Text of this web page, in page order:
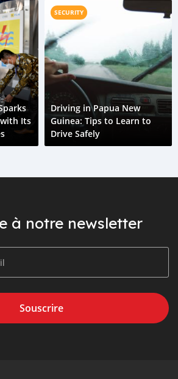
Its
SECURITY
Driving in Papua New
Guinea: Tips to Learn to
Drive Safely
à notre newsletter
Souscrire